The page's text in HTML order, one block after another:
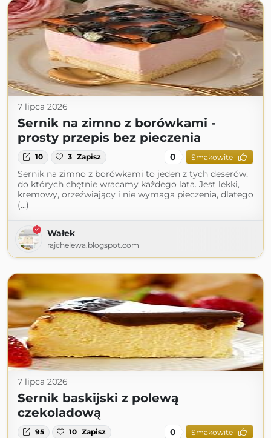
7 lipca 2026
Sernik na zimno z borówkami -
prosty przepis bez pieczenia
10 3 Zapisz 0 Smakowite
Sernik na zimno z borówkami to jeden z tych deserów,
do których chętnie wracamy każdego lata. Jest lekki,
kremowy, orzeźwiający i nie wymaga pieczenia, dlatego
(...)
Wałek
rajchelewa.blogspot.com
7 lipca 2026
Sernik baskijski z polewą
czekoladową
95 10 Zapisz 0 Smakowite